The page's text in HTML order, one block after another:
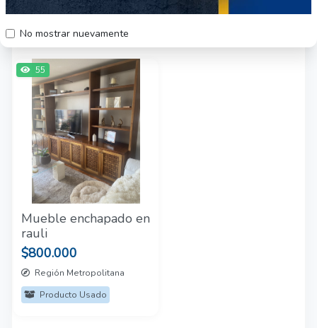
No mostrar nuevamente
Otros productos del vendedor
55
Mueble enchapado en
rauli
$800.000
Región Metropolitana
Producto Usado